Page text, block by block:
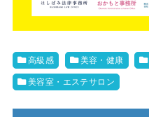
高級感 美容・健康
美容室・エステサロン